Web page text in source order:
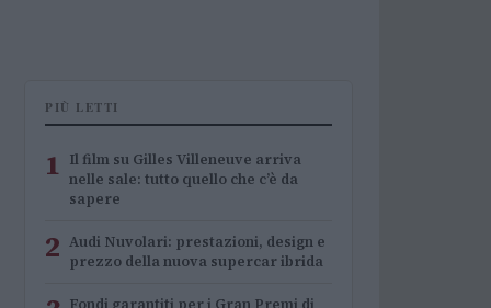
PIÙ LETTI
1 Il film su Gilles Villeneuve arriva
nelle sale: tutto quello che c’è da
sapere
2 Audi Nuvolari: prestazioni, design e
prezzo della nuova supercar ibrida
Fondi garantiti per i Gran Premi di